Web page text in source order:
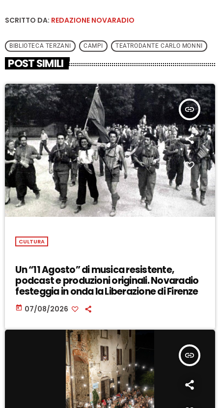
SCRITTO DA: REDAZIONE NOVARADIO
BIBLIOTECA TERZANI CAMPI TEATRODANTE CARLO MONNI
POST SIMILI
insert_link
CULTURA
Un “11 Agosto” di musica resistente,
podcast e produzioni originali. Novaradio
festeggia in onda la Liberazione di Firenze
today 07/08/2026
insert_link